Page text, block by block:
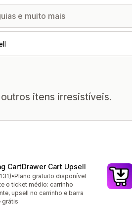
itens irresistíveis.
CartDrawer Cart Upsell
estrelas
ao todo
•Plano gratuito disponível
o ticket médio: carrinho
upsell no carrinho e barra
grátis